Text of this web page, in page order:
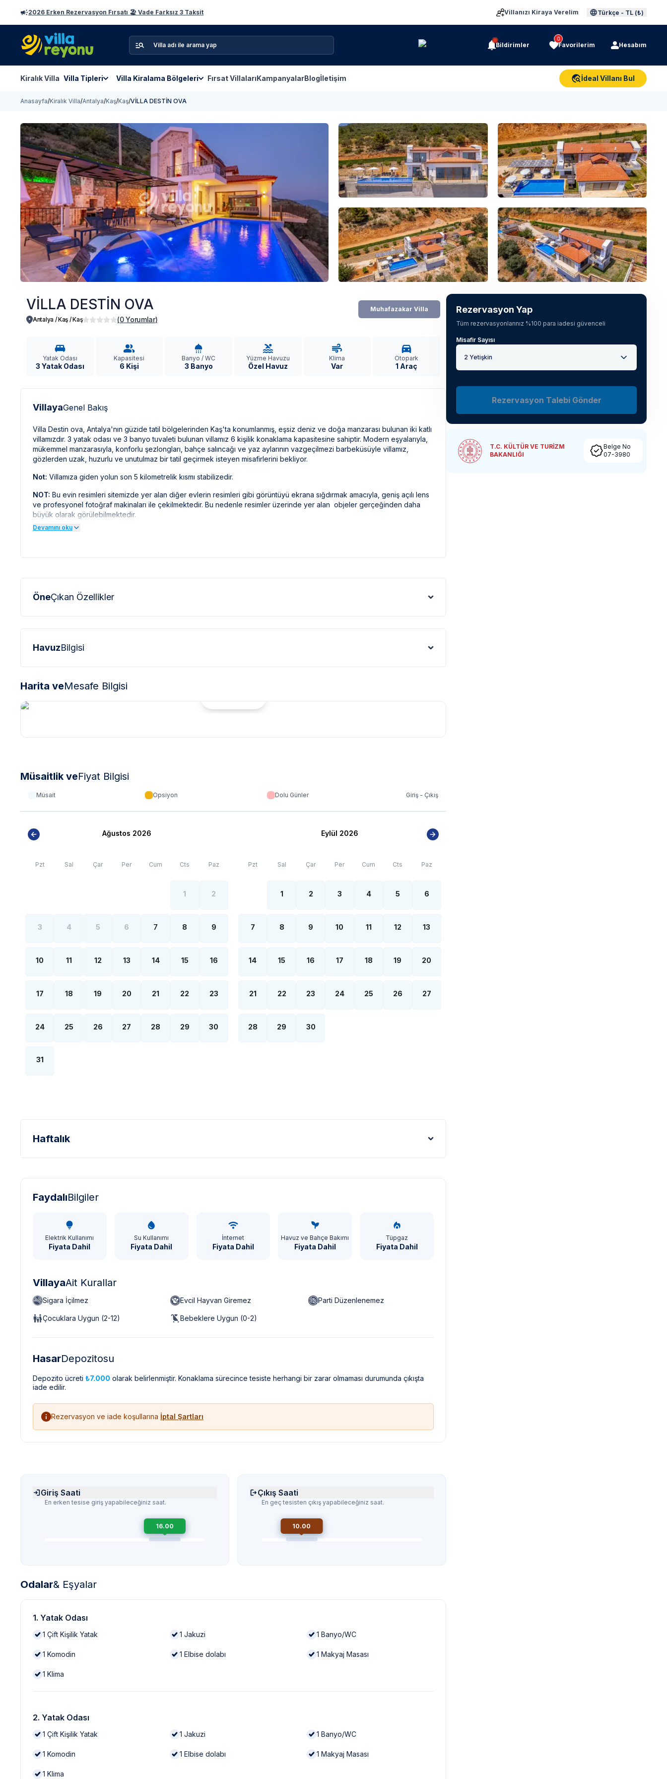
2026 Erken Rezervasyon Fırsatı 🏖️ Vade Farksız 3 Taksit Villanızı Kiraya Verelim Türkçe - TL (₺)
Bildirimler
0
Favorilerim Hesabım
Kiralık Villa Villa Tipleri Villa Kiralama Bölgeleri Fırsat VillalarıKampanyalarBlogİletişim İdeal Villanı Bul
Anasayfa/Kiralık Villa/Antalya/Kaş/Kaş/VİLLA DESTİN OVA
Tüm fotoğrafları gör
VİLLA DESTİN OVA
Antalya / Kaş /Kaş (0 Yorumlar)
Muhafazakar Villa
Yatak Odası
3 Yatak Odası
Kapasitesi
6 Kişi
Banyo / WC
3 Banyo
Yüzme Havuzu
Özel Havuz
Klima
Var
Otopark
1 Araç
VillayaGenel Bakış
Villa Destin ova, Antalya'nın güzide tatil bölgelerinden Kaş'ta konumlanmış, eşsiz deniz ve doğa manzarası bulunan iki katlı
villamızdır. 3 yatak odası ve 3 banyo tuvaleti bulunan villamız 6 kişilik konaklama kapasitesine sahiptir. Modern eşyalarıyla,
mükemmel manzarasıyla, konforlu şezlongları, bahçe salıncağı ve yaz aylarının vazgeçilmezi barbeküsüyle villamız,
gözlerden uzak, huzurlu ve unutulmaz bir tatil geçirmek isteyen misafirlerini bekliyor.
Not: Villamıza giden yolun son 5 kilometrelik kısmı stabilizedir.
NOT: Bu evin resimleri sitemizde yer alan diğer evlerin resimleri gibi görüntüyü ekrana sığdırmak amacıyla, geniş açılı lens
ve profesyonel fotoğraf makinaları ile çekilmektedir. Bu nedenle resimler üzerinde yer alan objeler gerçeğinden daha
büyük olarak görülebilmektedir.
NOT:Doğa içerisinde bulunan tüm villalarımızda düzenli olarak ilaçlama yapılmaktadır. Ancak yine de çevrede kelebek,
Devamını oku
ÖneÇıkan Özellikler
HavuzBilgisi
Harita veMesafe Bilgisi
Müsaitlik veFiyat Bilgisi
Müsait Opsiyon Dolu Günler Giriş - Çıkış
Ağustos 2026
Pzt Sal Çar Per Cum Cts Paz
1 2
3 4 5 6 7 8 9
10 11 12 13 14 15 16
17 18 19 20 21 22 23
24 25 26 27 28 29 30
31
Eylül 2026
Pzt Sal Çar Per Cum Cts Paz
1 2 3 4 5 6
7 8 9 10 11 12 13
14 15 16 17 18 19 20
21 22 23 24 25 26 27
28 29 30
Haftalık
FaydalıBilgiler
Elektrik Kullanımı
Fiyata Dahil
Su Kullanımı
Fiyata Dahil
İnternet
Fiyata Dahil
Havuz ve Bahçe Bakımı
Fiyata Dahil
Tüpgaz
Fiyata Dahil
VillayaAit Kurallar
Sigara İçilmez Evcil Hayvan Giremez Parti Düzenlenemez
Çocuklara Uygun (2-12) Bebeklere Uygun (0-2)
HasarDepozitosu
Depozito ücreti ₺7.000 olarak belirlenmiştir. Konaklama sürecince tesiste herhangi bir zarar olmaması durumunda çıkışta
iade edilir.
Rezervasyon ve iade koşullarına İptal Şartları
Giriş Saati
En erken tesise giriş yapabileceğiniz saat.
16.00
Çıkış Saati
En geç tesisten çıkış yapabileceğiniz saat.
10.00
Odalar& Eşyalar
1. Yatak Odası
1 Çift Kişilik Yatak 1 Jakuzi 1 Banyo/WC
1 Komodin 1 Elbise dolabı 1 Makyaj Masası
1 Klima
2. Yatak Odası
1 Çift Kişilik Yatak 1 Jakuzi 1 Banyo/WC
1 Komodin 1 Elbise dolabı 1 Makyaj Masası
1 Klima
Rezervasyon Yap
Tüm rezervasyonlarınız %100 para iadesi güvenceli
Misafir Sayısı
2 Yetişkin
Rezervasyon Talebi Gönder
T.C. KÜLTÜR VE TURİZM
BAKANLIĞI
Belge No
07-3980